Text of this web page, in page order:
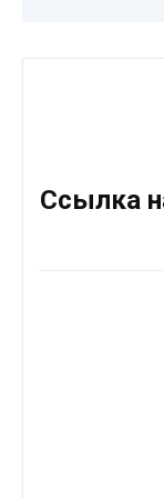
Ссылка